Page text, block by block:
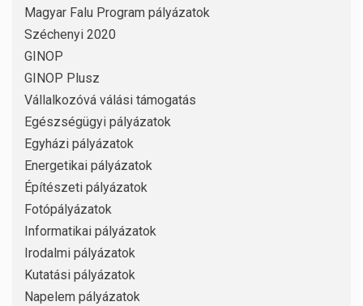
Magyar Falu Program pályázatok
Széchenyi 2020
GINOP
GINOP Plusz
Vállalkozóvá válási támogatás
Egészségügyi pályázatok
Egyházi pályázatok
Energetikai pályázatok
Építészeti pályázatok
Fotópályázatok
Informatikai pályázatok
Irodalmi pályázatok
Kutatási pályázatok
Napelem pályázatok